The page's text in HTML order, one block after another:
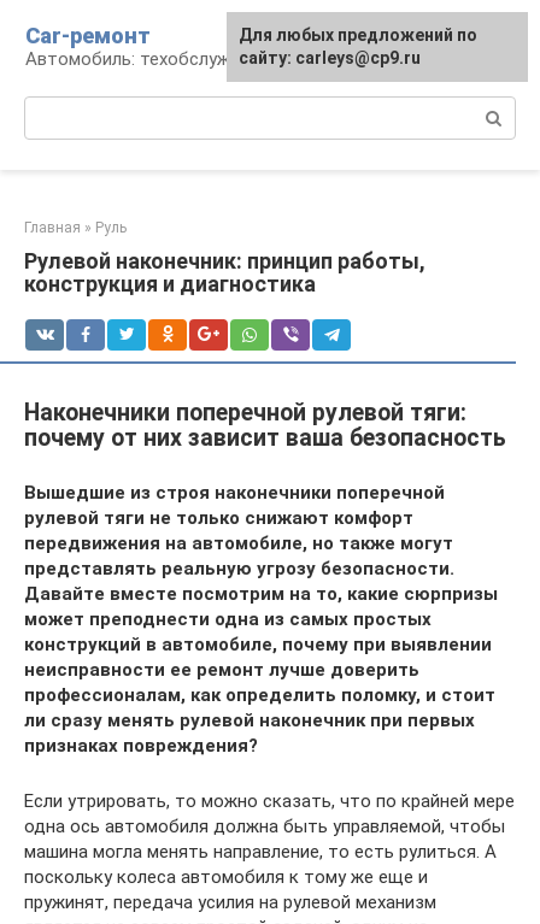
контенту
Car-ремонт
Автомобиль: техобслуживание и ремонт
Главная » Руль
Рулевой наконечник: принцип работы,
конструкция и диагностика
Наконечники поперечной рулевой тяги:
почему от них зависит ваша безопасность
Вышедшие из строя наконечники поперечной
рулевой тяги не только снижают комфорт
передвижения на автомобиле, но также могут
представлять реальную угрозу безопасности.
Давайте вместе посмотрим на то, какие сюрпризы
может преподнести одна из самых простых
конструкций в автомобиле, почему при выявлении
неисправности ее ремонт лучше доверить
профессионалам, как определить поломку, и стоит
ли сразу менять рулевой наконечник при первых
признаках повреждения?
Если утрировать, то можно сказать, что по крайней мере
одна ось автомобиля должна быть управляемой, чтобы
машина могла менять направление, то есть рулиться. А
поскольку колеса автомобиля к тому же еще и
пружинят, передача усилия на рулевой механизм
Для любых предложений по
сайту: carleys@cp9.ru